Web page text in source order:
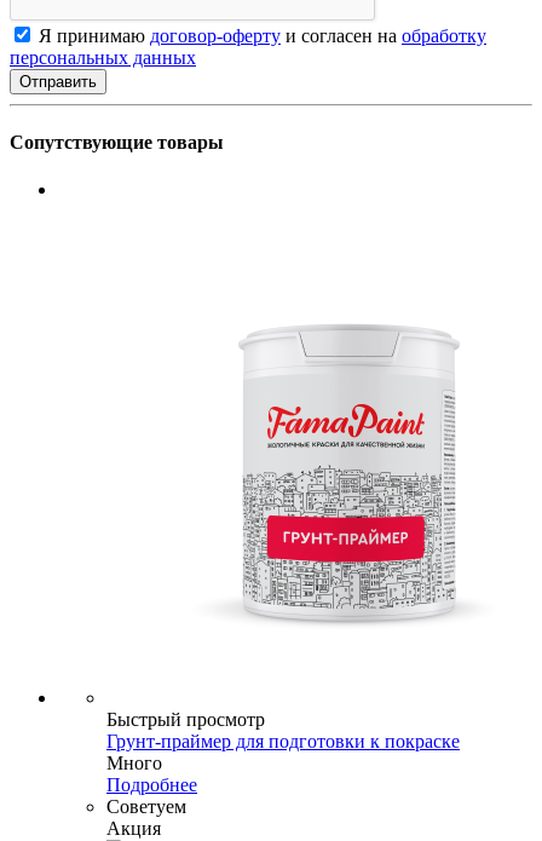
Я принимаю договор-оферту и согласен на обработку
персональных данных
Сопутствующие товары
Быстрый просмотр
Грунт-праймер для подготовки к покраске
Много
Подробнее
Советуем
Акция